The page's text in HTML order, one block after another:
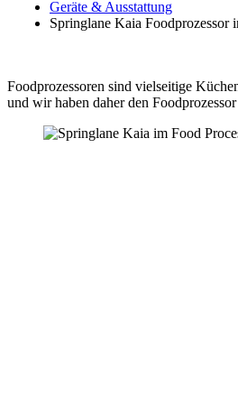
Geräte & Ausstattung
Springlane Kaia Foodprozessor
Foodprozessoren sind vielseitige
und wir haben daher den